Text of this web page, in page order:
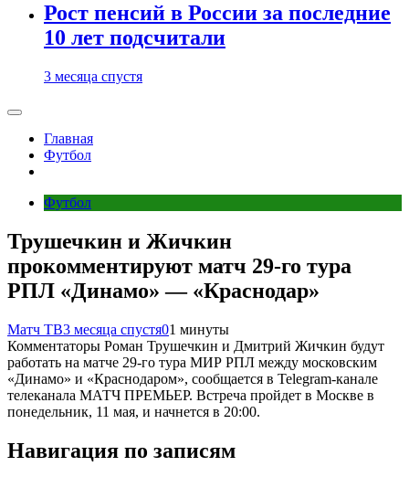
Рост пенсий в России за последние
10 лет подсчитали
3 месяца спустя
Главная
Футбол
Футбол
Трушечкин и Жичкин
прокомментируют матч 29‑го тура
РПЛ «Динамо» — «Краснодар»
Матч ТВ3 месяца спустя01 минуты
Комментаторы Роман Трушечкин и Дмитрий Жичкин будут
работать на матче 29‑го тура МИР РПЛ между московским
«Динамо» и «Краснодаром», сообщается в Telegram‑канале
телеканала МАТЧ ПРЕМЬЕР. Встреча пройдет в Москве в
понедельник, 11 мая, и начнется в 20:00.
Навигация по записям